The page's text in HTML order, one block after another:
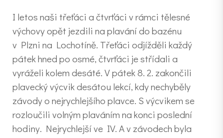
I letos naši třeťáci a čtvrťáci v rámci tělesné
výchovy opět jezdili na plavání do bazénu
v Plzni na Lochotíně. Třeťáci odjížděli každý
pátek hned po osmé, čtvrťáci je střídali a
vyráželi kolem desáté. V pátek 8. 2. zakončili
plavecký výcvik desátou lekcí, kdy nechyběly
závody o nejrychlejšího plavce. S výcvikem se
rozloučili volným plaváním na konci poslední
hodiny. Nejrychlejší ve IV. A v závodech byla